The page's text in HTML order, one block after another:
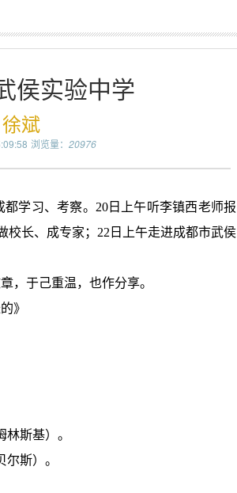
侯实验中学
斌
浏览量： 20976
学习、考察。20日上午听李镇西老师报
长、成专家；22日上午走进成都市武侯
，于己重温，也作分享。
》
斯基）。
斯）。